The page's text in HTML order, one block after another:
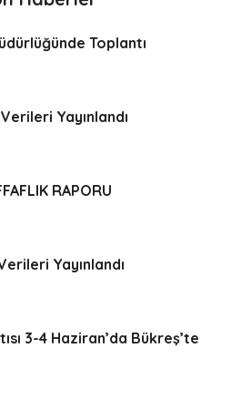
Toplantı
Yayınlandı
RAPORU
Yayınlandı
3-4 Haziran’da Bükreş’te